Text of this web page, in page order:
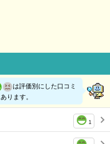
は評価別にした口コミ
ります。
1